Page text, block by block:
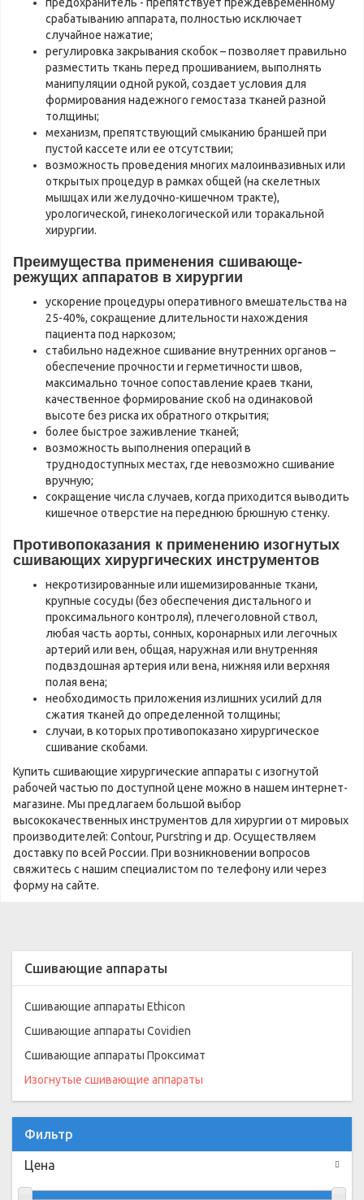
срабатыванию аппарата, полностью исключает
случайное нажатие;
регулировка закрывания скобок – позволяет правильно
разместить ткань перед прошиванием, выполнять
манипуляции одной рукой, создает условия для
формирования надежного гемостаза тканей разной
толщины;
механизм, препятствующий смыканию браншей при
пустой кассете или ее отсутствии;
возможность проведения многих малоинвазивных или
открытых процедур в рамках общей (на скелетных
мышцах или желудочно-кишечном тракте),
урологической, гинекологической или торакальной
хирургии.
Преимущества применения сшивающе-
режущих аппаратов в хирургии
ускорение процедуры оперативного вмешательства на
25-40%, сокращение длительности нахождения
пациента под наркозом;
стабильно надежное сшивание внутренних органов –
обеспечение прочности и герметичности швов,
максимально точное сопоставление краев ткани,
качественное формирование скоб на одинаковой
высоте без риска их обратного открытия;
более быстрое заживление тканей;
возможность выполнения операций в
труднодоступных местах, где невозможно сшивание
вручную;
сокращение числа случаев, когда приходится выводить
кишечное отверстие на переднюю брюшную стенку.
Противопоказания к применению изогнутых
сшивающих хирургических инструментов
некротизированные или ишемизированные ткани,
крупные сосуды (без обеспечения дистального и
проксимального контроля), плечеголовной ствол,
любая часть аорты, сонных, коронарных или легочных
артерий или вен, общая, наружная или внутренняя
подвздошная артерия или вена, нижняя или верхняя
полая вена;
необходимость приложения излишних усилий для
сжатия тканей до определенной толщины;
случаи, в которых противопоказано хирургическое
сшивание скобами.
Купить сшивающие хирургические аппараты с изогнутой
рабочей частью по доступной цене можно в нашем интернет-
магазине. Мы предлагаем большой выбор
высококачественных инструментов для хирургии от мировых
производителей: Contour, Purstring и др. Осуществляем
доставку по всей России. При возникновении вопросов
свяжитесь с нашим специалистом по телефону или через
форму на сайте.
Сшивающие аппараты
Сшивающие аппараты Ethicon
Сшивающие аппараты Covidien
Сшивающие аппараты Проксимат
Изогнутые сшивающие аппараты
Фильтр
Цена